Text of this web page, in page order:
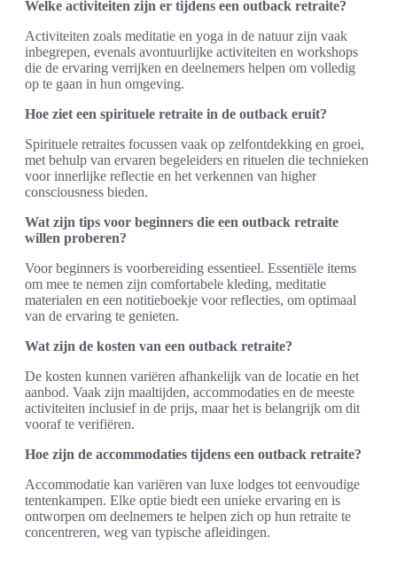
Welke activiteiten zijn er tijdens een outback retraite?
Activiteiten zoals meditatie en yoga in de natuur zijn vaak
inbegrepen, evenals avontuurlijke activiteiten en workshops
die de ervaring verrijken en deelnemers helpen om volledig
op te gaan in hun omgeving.
Hoe ziet een spirituele retraite in de outback eruit?
Spirituele retraites focussen vaak op zelfontdekking en groei,
met behulp van ervaren begeleiders en rituelen die technieken
voor innerlijke reflectie en het verkennen van higher
consciousness bieden.
Wat zijn tips voor beginners die een outback retraite
willen proberen?
Voor beginners is voorbereiding essentieel. Essentiële items
om mee te nemen zijn comfortabele kleding, meditatie
materialen en een notitieboekje voor reflecties, om optimaal
van de ervaring te genieten.
Wat zijn de kosten van een outback retraite?
De kosten kunnen variëren afhankelijk van de locatie en het
aanbod. Vaak zijn maaltijden, accommodaties en de meeste
activiteiten inclusief in de prijs, maar het is belangrijk om dit
vooraf te verifiëren.
Hoe zijn de accommodaties tijdens een outback retraite?
Accommodatie kan variëren van luxe lodges tot eenvoudige
tentenkampen. Elke optie biedt een unieke ervaring en is
ontworpen om deelnemers te helpen zich op hun retraite te
concentreren, weg van typische afleidingen.